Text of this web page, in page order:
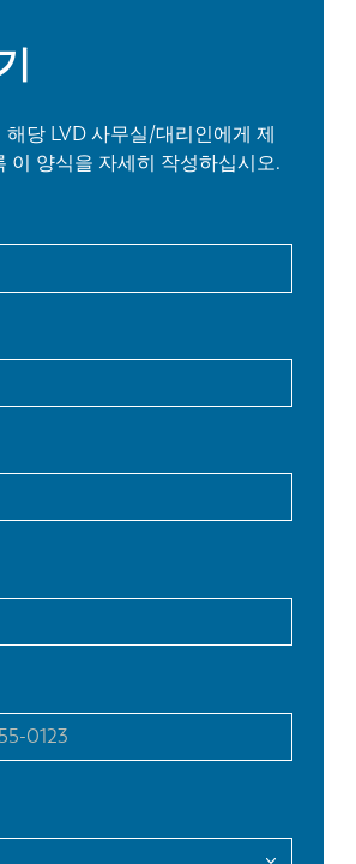
해당 LVD 사무실/대리인에게 제
이 양식을 자세히 작성하십시오.